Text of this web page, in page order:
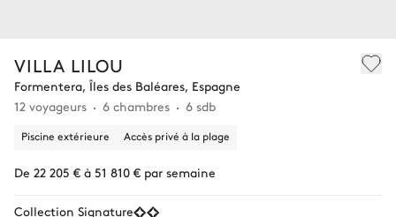
VILLA LILOU
Formentera, Îles des Baléares, Espagne
12 voyageurs
6 chambres 6 sdb
Piscine extérieure Accès privé à la plage
De 22 205 € à 51 810 € par semaine
Collection Signature